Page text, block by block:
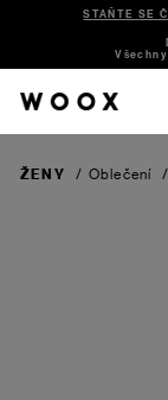
STAŇTE SE
ŽENY / Oblečení /